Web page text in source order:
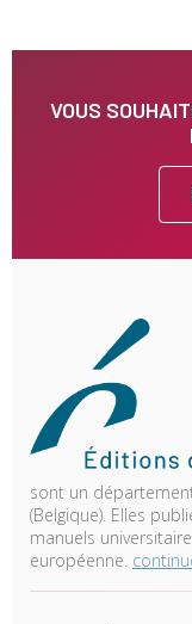
VOUS
sont un
(Belgique). Elles
manuels
européenne.